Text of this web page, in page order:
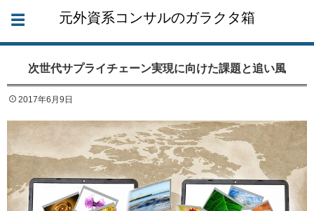
元外資系コンサルのガラクタ箱
次世代サプライチェーン実現に向けた課題と追い風
2017年6月9日